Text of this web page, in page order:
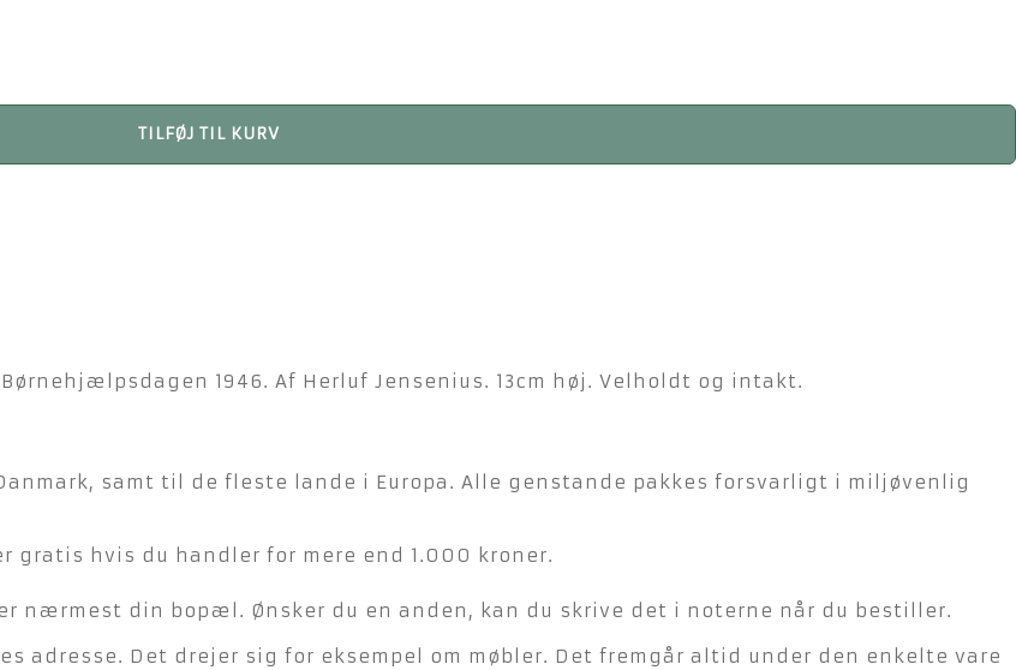
TILFØJ TIL KURV
1946. Af Herluf Jensenius. 13cm høj. Velholdt og intakt.
samt til de fleste lande i Europa. Alle genstande pakkes forsvarligt i miljøvenlig
gratis hvis du handler for mere end 1.000 kroner.
nærmest din bopæl. Ønsker du en anden, kan du skrive det i noterne når du bestiller.
adresse. Det drejer sig for eksempel om møbler. Det fremgår altid under den enkelte vare